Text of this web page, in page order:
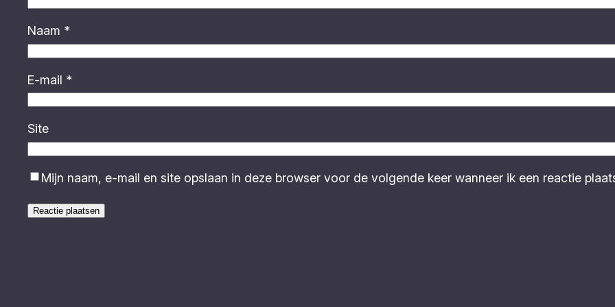
Naam *
E-mail *
Site
Mijn naam, e-mail en site opslaan in deze browser voor de volgende keer wanneer ik een reactie